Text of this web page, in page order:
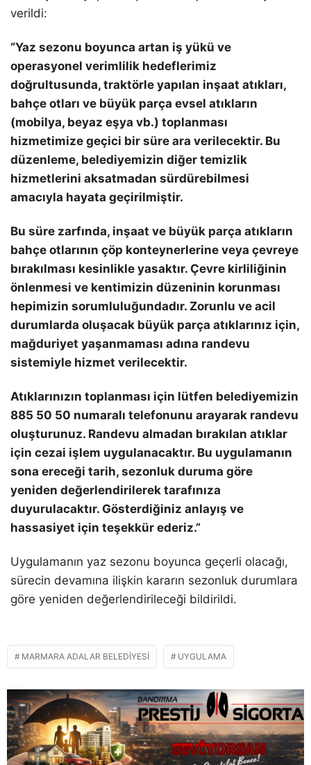
verildi:
“Yaz sezonu boyunca artan iş yükü ve
operasyonel verimlilik hedeflerimiz
doğrultusunda, traktörle yapılan inşaat atıkları,
bahçe otları ve büyük parça evsel atıkların
(mobilya, beyaz eşya vb.) toplanması
hizmetimize geçici bir süre ara verilecektir. Bu
düzenleme, belediyemizin diğer temizlik
hizmetlerini aksatmadan sürdürebilmesi
amacıyla hayata geçirilmiştir.
Bu süre zarfında, inşaat ve büyük parça atıkların
bahçe otlarının çöp konteynerlerine veya çevreye
bırakılması kesinlikle yasaktır. Çevre kirliliğinin
önlenmesi ve kentimizin düzeninin korunması
hepimizin sorumluluğundadır. Zorunlu ve acil
durumlarda oluşacak büyük parça atıklarınız için,
mağduriyet yaşanmaması adına randevu
sistemiyle hizmet verilecektir.
Atıklarınızın toplanması için lütfen belediyemizin
885 50 50 numaralı telefonunu arayarak randevu
oluşturunuz. Randevu almadan bırakılan atıklar
için cezai işlem uygulanacaktır. Bu uygulamanın
sona ereceği tarih, sezonluk duruma göre
yeniden değerlendirilerek tarafınıza
duyurulacaktır. Gösterdiğiniz anlayış ve
hassasiyet için teşekkür ederiz.”
Uygulamanın yaz sezonu boyunca geçerli olacağı,
sürecin devamına ilişkin kararın sezonluk durumlara
göre yeniden değerlendirileceği bildirildi.
MARMARA ADALAR BELEDIYESI UYGULAMA